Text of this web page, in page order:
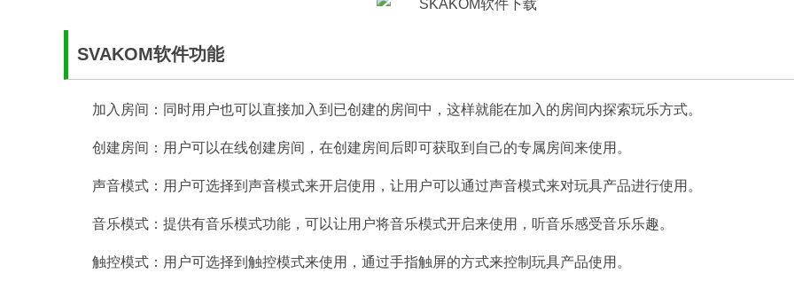
SVAKOM软件功能
加入房间：同时用户也可以直接加入到已创建的房间中，这样就能在加入的房间内探索玩乐方式。
创建房间：用户可以在线创建房间，在创建房间后即可获取到自己的专属房间来使用。
声音模式：用户可选择到声音模式来开启使用，让用户可以通过声音模式来对玩具产品进行使用。
音乐模式：提供有音乐模式功能，可以让用户将音乐模式开启来使用，听音乐感受音乐乐趣。
触控模式：用户可选择到触控模式来使用，通过手指触屏的方式来控制玩具产品使用。